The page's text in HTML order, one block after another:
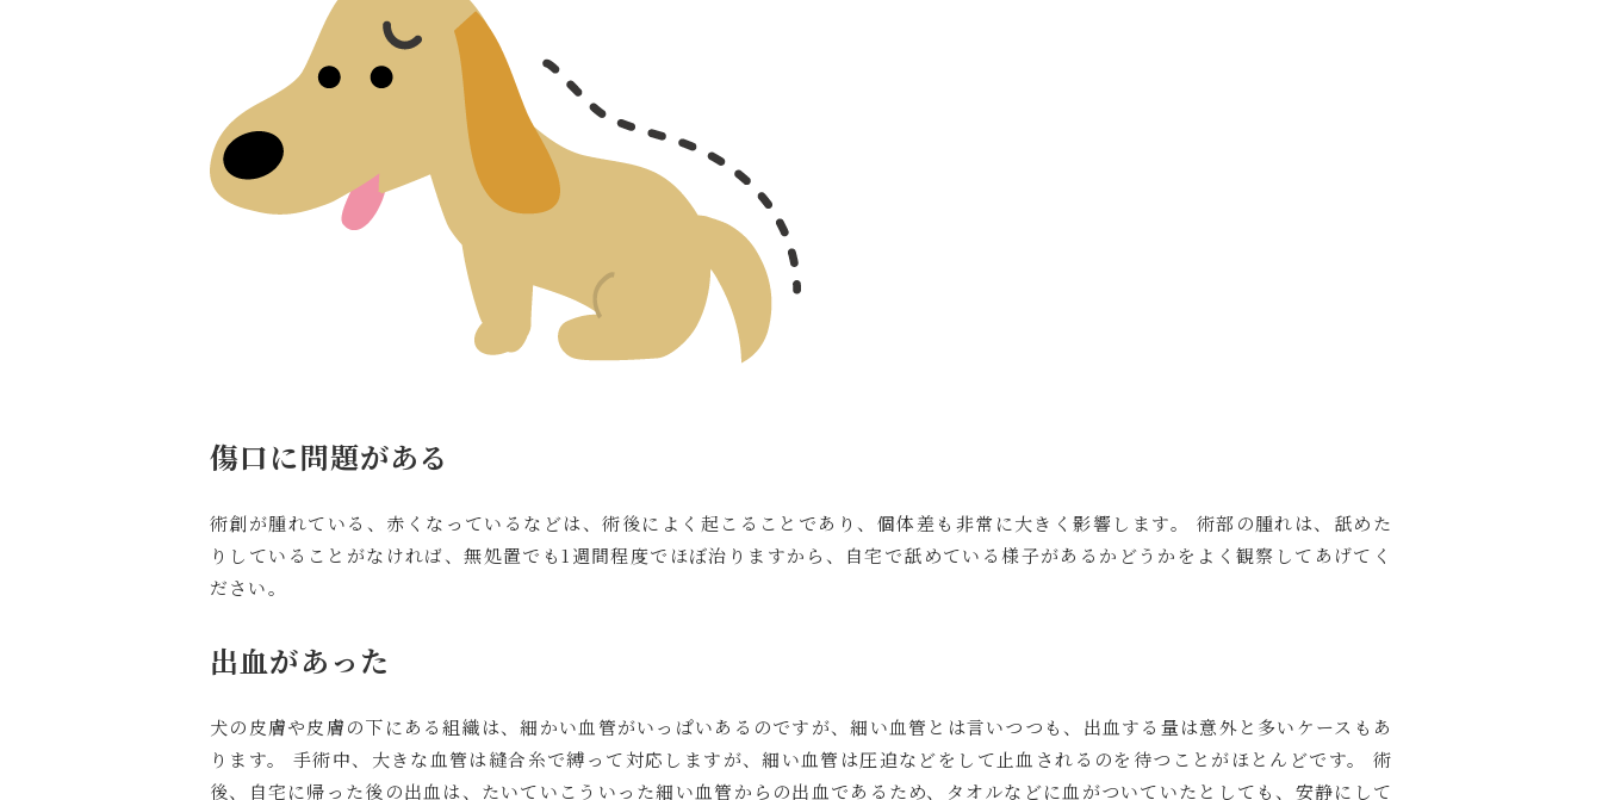
傷口に問題がある
術創が腫れている、赤くなっているなどは、術後によく起こることであり、個体差も非常に大きく影響します。 術部の腫れは、舐めた
りしていることがなければ、無処置でも1週間程度でほぼ治りますから、自宅で舐めている様子があるかどうかをよく観察してあげてく
ださい。
出血があった
犬の皮膚や皮膚の下にある組織は、細かい血管がいっぱいあるのですが、細い血管とは言いつつも、出血する量は意外と多いケースもあ
ります。 手術中、大きな血管は縫合糸で縛って対応しますが、細い血管は圧迫などをして止血されるのを待つことがほとんどです。 術
後、自宅に帰った後の出血は、たいていこういった細い血管からの出血であるため、タオルなどに血がついていたとしても、安静にして